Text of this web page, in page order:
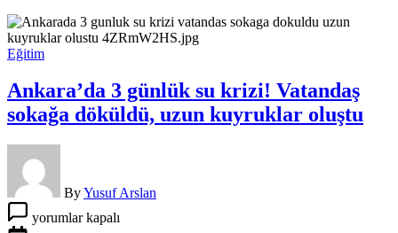
Eğitim
Ankara’da 3 günlük su krizi! Vatandaş
sokağa döküldü, uzun kuyruklar oluştu
ByYusuf Arslan
3
yorumlar kapalı